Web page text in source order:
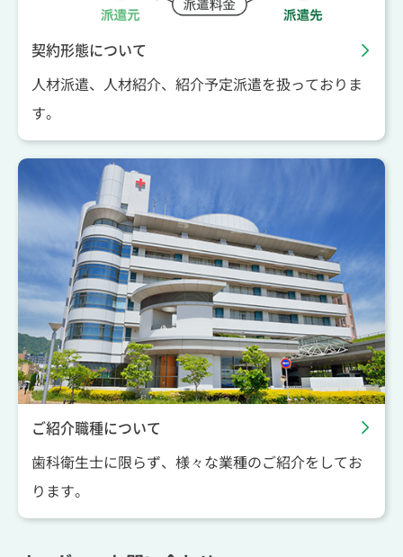
契約形態について
人材派遣、人材紹介、紹介予定派遣を扱っておりま
す。
ご紹介職種について
歯科衛生士に限らず、様々な業種のご紹介をしてお
ります。